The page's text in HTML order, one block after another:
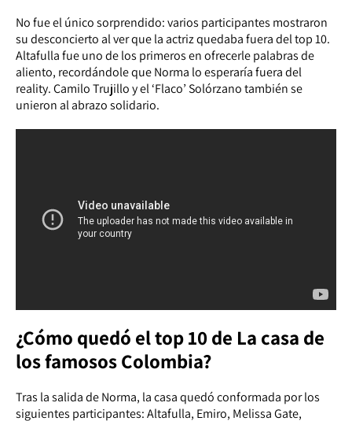
No fue el único sorprendido: varios participantes mostraron
su desconcierto al ver que la actriz quedaba fuera del top 10.
Altafulla fue uno de los primeros en ofrecerle palabras de
aliento, recordándole que Norma lo esperaría fuera del
reality. Camilo Trujillo y el ‘Flaco’ Solórzano también se
unieron al abrazo solidario.
¿Cómo quedó el top 10 de La casa de
los famosos Colombia?
Tras la salida de Norma, la casa quedó conformada por los
siguientes participantes: Altafulla, Emiro, Melissa Gate,